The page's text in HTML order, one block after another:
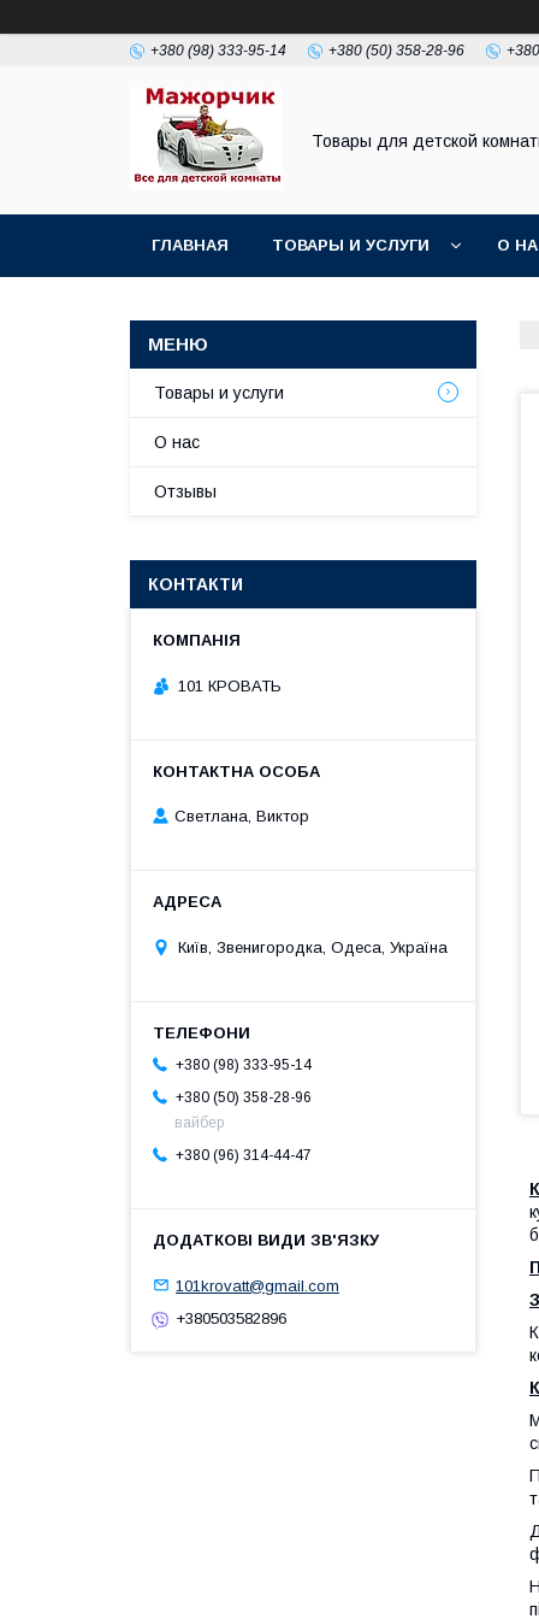
+380 (98) 333-95-14 +380 (50) 358-28-96
Товары для детской
ГЛАВНАЯ ТОВАРЫ И УСЛУГИ О
Товары и услуги
О нас
Отзывы
КОНТАКТИ
101 КРОВАТЬ
Светлана, Виктор
Київ, Звенигородка, Одеса, Україна
+380 (98) 333-95-14
+380 (50) 358-28-96
вайбер
+380 (96) 314-44-47
101krovatt@gmail.com
+380503582896